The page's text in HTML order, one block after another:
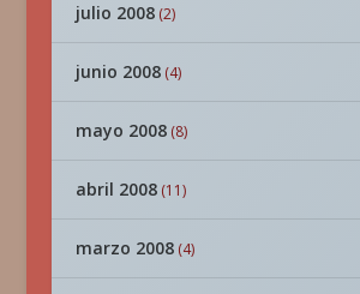
julio 2008(2)
junio 2008(4)
mayo 2008(8)
abril 2008(11)
marzo 2008(4)